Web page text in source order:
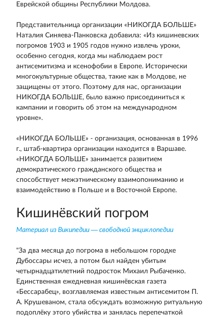
Еврейской общины Республики Молдова.
Представительница организации «НИКОГДА БОЛЬШЕ»
Наталия Синяева-Панковска добавила: «Из кишиневских
погромов 1903 и 1905 годов нужно извлечь уроки,
особенно сегодня, когда мы наблюдаем рост
антисемитизма и ксенофобии в Европе. Исторически
многокультурные общества, такие как в Молдове, не
защищены от этого. Поэтому для нас, организации
НИКОГДА БОЛЬШЕ, было важно присоединиться к
кампании и говорить об этом на международном
уровне».
«НИКОГДА БОЛЬШЕ» - организация, основанная в 1996
г., штаб-квартира организации находится в Варшаве.
«НИКОГДА БОЛЬШЕ» занимается развитием
демократического гражданского общества и
способствует межэтническому взаимопониманию и
взаимодействию в Польше и в Восточной Европе.
Кишинёвский погром
Материал из Википедии — свободной энциклопедии
"За два месяца до погрома в небольшом городке
Дубоссары исчез, а потом был найден убитым
четырнадцатилетний подросток Михаил Рыбаченко.
Единственная ежедневная кишинёвская газета
«Бессарабец», возглавляемая известным антисемитом П.
А. Крушеваном, стала обсуждать возможную ритуальную
подоплёку этого убийства и занялась перепечаткой